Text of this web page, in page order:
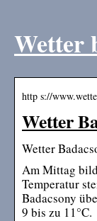
Wetter
http s://
Wetter
Wetter
Am Mittag
Temperatur
Badacsony
9 bis zu 11°C.